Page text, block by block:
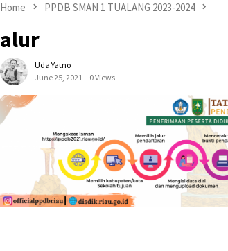
Home PPDB SMAN 1 TUALANG 2023-2024
alur
Uda Yatno
June 25, 2021
0 Views